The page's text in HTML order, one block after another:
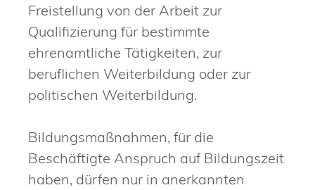
Freistellung von der Arbeit zur
Qualifizierung für bestimmte
ehrenamtliche Tätigkeiten, zur
beruflichen Weiterbildung oder zur
politischen Weiterbildung.
Bildungsmaßnahmen, für die
Beschäftigte Anspruch auf Bildungszeit
haben, dürfen nur in anerkannten